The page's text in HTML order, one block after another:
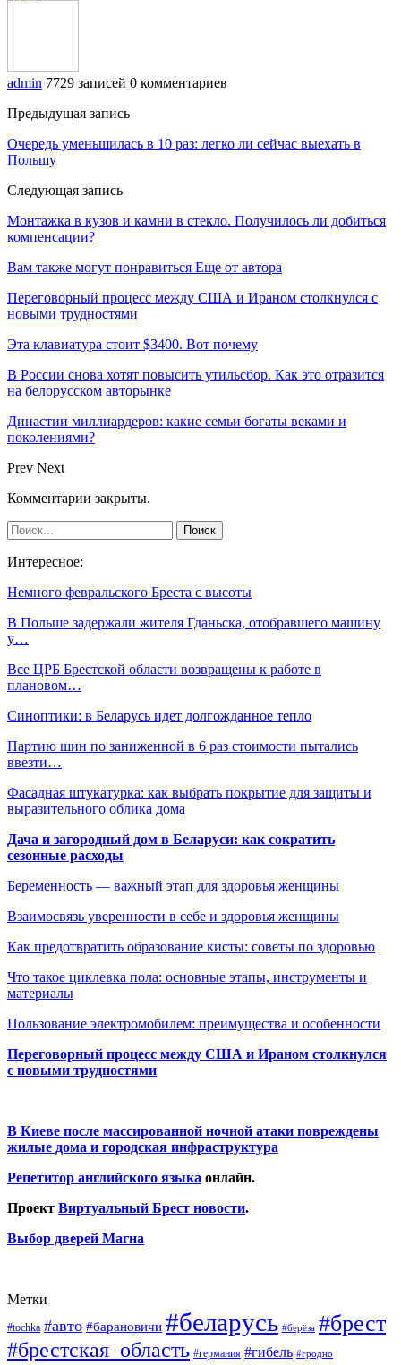
admin 7729 записей 0 комментариев
Предыдущая запись
Очередь уменьшилась в 10 раз: легко ли сейчас выехать в
Польшу
Следующая запись
Монтажка в кузов и камни в стекло. Получилось ли добиться
компенсации?
Вам также могут понравиться Еще от автора
Переговорный процесс между США и Ираном столкнулся с
новыми трудностями
Эта клавиатура стоит $3400. Вот почему
В России снова хотят повысить утильсбор. Как это отразится
на белорусском авторынке
Династии миллиардеров: какие семьи богаты веками и
поколениями?
Prev Next
Комментарии закрыты.
Интересное:
Немного февральского Бреста с высоты
В Польше задержали жителя Гданьска, отобравшего машину
у…
Все ЦРБ Брестской области возвращены к работе в
плановом…
Синоптики: в Беларусь идет долгожданное тепло
Партию шин по заниженной в 6 раз стоимости пытались
ввезти…
Фасадная штукатурка: как выбрать покрытие для защиты и
выразительного облика дома
Дача и загородный дом в Беларуси: как сократить
сезонные расходы
Беременность — важный этап для здоровья женщины
Взаимосвязь уверенности в себе и здоровья женщины
Как предотвратить образование кисты: советы по здоровью
Что такое циклевка пола: основные этапы, инструменты и
материалы
Пользование электромобилем: преимущества и особенности
Переговорный процесс между США и Ираном столкнулся
с новыми трудностями
В Киеве после массированной ночной атаки повреждены
жилые дома и городская инфраструктура
Репетитор английского языка онлайн.
Проект Виртуальный Брест новости.
Выбор дверей Магна
Метки
#tochka #авто #барановичи #беларусь #берёза #брест
#брестская_область #германия #гибель #гродно